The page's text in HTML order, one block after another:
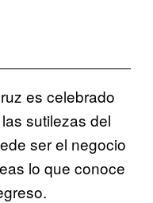
es celebrado
sutilezas del
ser el negocio
lo que conoce